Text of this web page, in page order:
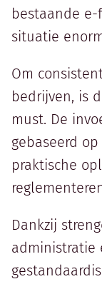
bestaande e-
situatie
Om
bedrijven, is
must. De
gebaseerd
praktische
Dankzij
administratie